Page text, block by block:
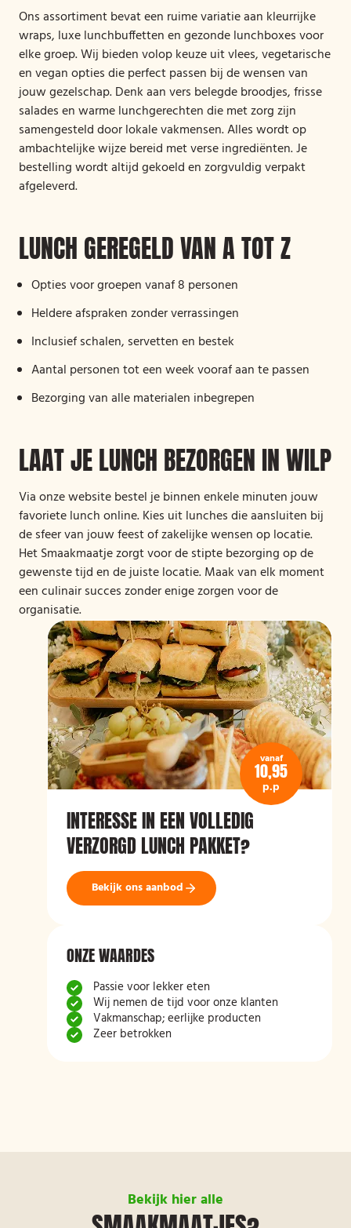
Ons assortiment bevat een ruime variatie aan kleurrijke
wraps, luxe lunchbuffetten en gezonde lunchboxes voor
elke groep. Wij bieden volop keuze uit vlees, vegetarische
en vegan opties die perfect passen bij de wensen van
jouw gezelschap. Denk aan vers belegde broodjes, frisse
salades en warme lunchgerechten die met zorg zijn
samengesteld door lokale vakmensen. Alles wordt op
ambachtelijke wijze bereid met verse ingrediënten. Je
bestelling wordt altijd gekoeld en zorgvuldig verpakt
afgeleverd.
LUNCH GEREGELD VAN A TOT Z
Opties voor groepen vanaf 8 personen
Heldere afspraken zonder verrassingen
Inclusief schalen, servetten en bestek
Aantal personen tot een week vooraf aan te passen
Bezorging van alle materialen inbegrepen
LAAT JE LUNCH BEZORGEN IN WILP
Via onze website bestel je binnen enkele minuten jouw
favoriete lunch online. Kies uit lunches die aansluiten bij
de sfeer van jouw feest of zakelijke wensen op locatie.
Het Smaakmaatje zorgt voor de stipte bezorging op de
gewenste tijd en de juiste locatie. Maak van elk moment
een culinair succes zonder enige zorgen voor de
organisatie.
vanaf
10,95
p.p
INTERESSE IN EEN VOLLEDIG
VERZORGD LUNCH PAKKET?
Bekijk ons aanbod
ONZE WAARDES
Passie voor lekker eten
Wij nemen de tijd voor onze klanten
Vakmanschap; eerlijke producten
Zeer betrokken
Bekijk hier alle